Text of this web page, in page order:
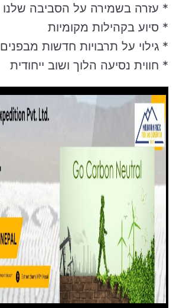
* עזרה בשמירה על הסביבה שלנו
* סיוע בקהילות מקומיות
* גילוי על תרבויות חדשות מבפנים
* חווית נסיעה הלוך ושוב ייחודית